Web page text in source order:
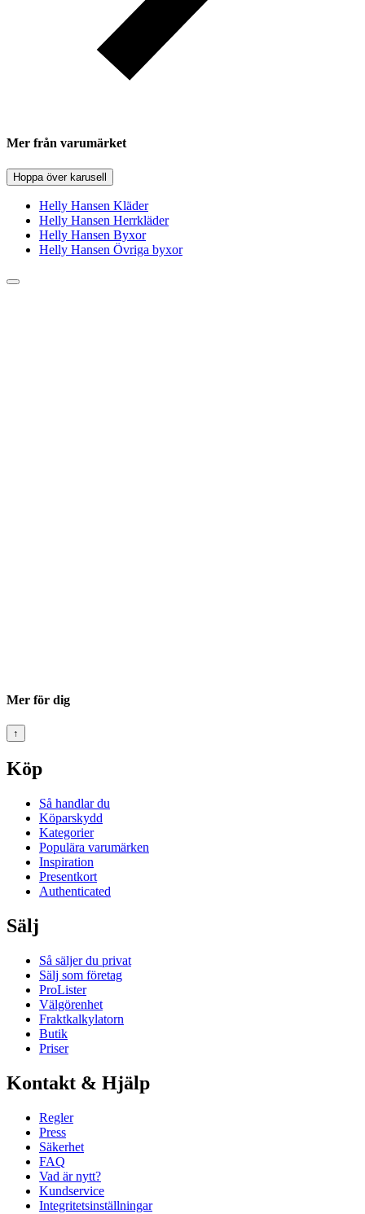
Mer från varumärket
Hoppa över karusell
Helly Hansen Kläder
Helly Hansen Herrkläder
Helly Hansen Byxor
Helly Hansen Övriga byxor
Mer för dig
↑
Köp
Så handlar du
Köparskydd
Kategorier
Populära varumärken
Inspiration
Presentkort
Authenticated
Sälj
Så säljer du privat
Sälj som företag
ProLister
Välgörenhet
Fraktkalkylatorn
Butik
Priser
Kontakt & Hjälp
Regler
Press
Säkerhet
FAQ
Vad är nytt?
Kundservice
Integritetsinställningar